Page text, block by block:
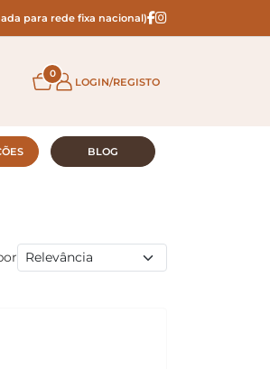
para rede fixa nacional)
0
LOGIN/REGISTO
BLOG